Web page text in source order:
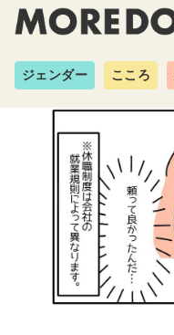
ジェンダー こころ